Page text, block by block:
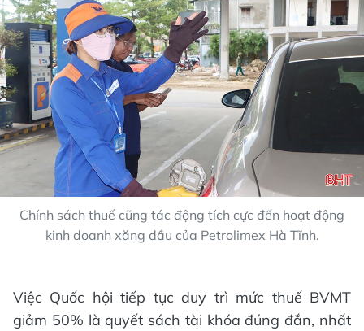
Chính sách thuế cũng tác động tích cực đến hoạt động
kinh doanh xăng dầu của Petrolimex Hà Tĩnh.
Việc Quốc hội tiếp tục duy trì mức thuế BVMT
giảm 50% là quyết sách tài khóa đúng đắn, nhất